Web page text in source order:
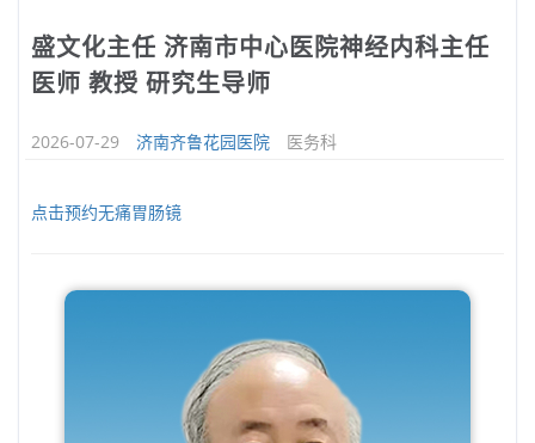
盛文化主任 济南市中心医院神经内科主任
医师 教授 研究生导师
2026-07-29 济南齐鲁花园医院 医务科
点击预约无痛胃肠镜